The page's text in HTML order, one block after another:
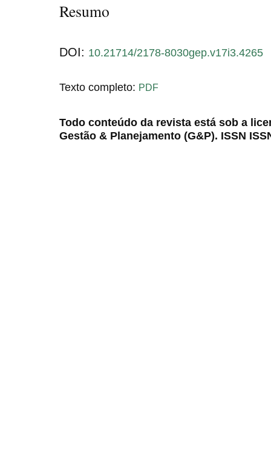
Resumo
DOI: 10.21714/2178-8030gep.v17i3.4265
Texto completo: PDF
Todo conteúdo da revista está sob a
Gestão & Planejamento (G&P). ISSN